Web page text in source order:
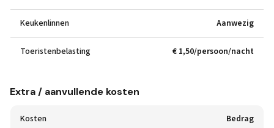
Keukenlinnen Aanwezig
Toeristenbelasting € 1,50/persoon/nacht
Extra / aanvullende kosten
Kosten Bedrag